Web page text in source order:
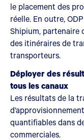
le placement des
réelle. En outre,
Shipium, partenaire
des itinéraires de
transporteurs.
Déployer des
tous les canaux
Les résultats de la
quantifiables dans
commerciales.